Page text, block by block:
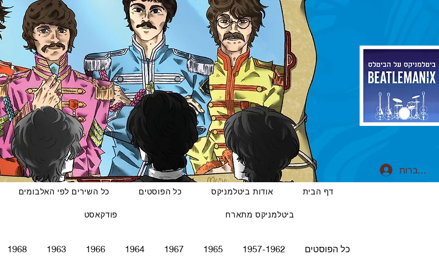
דף הבית אודות ביטלמניקס כל הפוסטים כל השירים לפי האלבומים
ביטלמניקס מתארח פודקאסט
כל הפוסטים 1957-1962
1965
1967
1964
1966
1963
1968